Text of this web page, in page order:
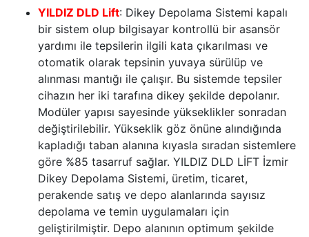
YILDIZ DLD Lift: Dikey Depolama Sistemi kapalı
bir sistem olup bilgisayar kontrollü bir asansör
yardımı ile tepsilerin ilgili kata çıkarılması ve
otomatik olarak tepsinin yuvaya sürülüp ve
alınması mantığı ile çalışır. Bu sistemde tepsiler
cihazın her iki tarafına dikey şekilde depolanır.
Modüler yapısı sayesinde yükseklikler sonradan
değiştirilebilir. Yükseklik göz önüne alındığında
kapladığı taban alanına kıyasla sıradan sistemlere
göre %85 tasarruf sağlar. YILDIZ DLD LİFT İzmir
Dikey Depolama Sistemi, üretim, ticaret,
perakende satış ve depo alanlarında sayısız
depolama ve temin uygulamaları için
geliştirilmiştir. Depo alanının optimum şekilde